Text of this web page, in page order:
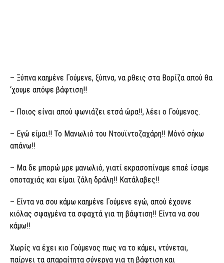
– Ξύπνα καημένε Γούμενε, ξύπνα, να ρθεις στα Βορίζα απού θα
‘χουμε απόψε βάφτιση!!
– Ποιος είναι απού φωνιάζει ετσά ώρα!!, λέει ο Γούμενος.
– Εγώ είμαι!! Το Μανωλιό του Ντουϊντοζαχάρη!! Μόνό σήκω
απάνω!!
– Μα δε μπορώ μρε μανωλιό, γιατί εκρασοπίναμε επαέ ίσαμε
οποταχιάς και είμαι ζάλη δράλη!! Κατάλαβες!!
– Είντα να σου κάμω καημένε Γούμενε εγώ, απού έχουνε
κιόλας σφαγμένα τα σφαχτά για τη βάφτιση!! Είντα να σου
κάμω!!
Χωρίς να έχει κιο Γούμενος πως να το κάμει, ντύνεται,
παίρνει τα απαραίτητα σύνεργα για τη βάφτιση και